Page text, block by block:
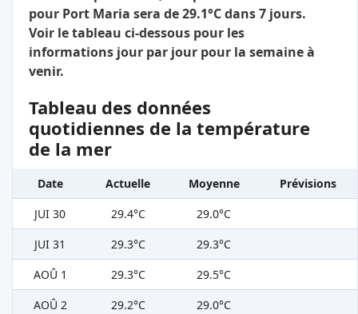
pour Port Maria sera de 29.1°C dans 7 jours.
Voir le tableau ci-dessous pour les
informations jour par jour pour la semaine à
venir.
Tableau des données
quotidiennes de la température
de la mer
Date Actuelle Moyenne
Prévisions
JUI 30
29.4°C
29.0°C
JUI 31
29.3°C
29.3°C
AOÛ 1
29.3°C
29.5°C
AOÛ 2
29.2°C
29.0°C